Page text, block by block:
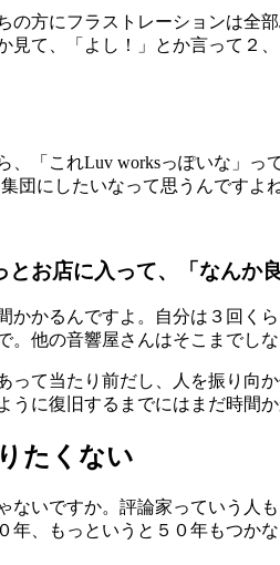
の方にフラストレーションは全
見て、「よし！」とか言って２
、「これLuv worksっぽいな」っ
団にしたいなって思うんですよね
お店に入って、「なんか
かかるんですよ。自分は３回く
。 他の音響屋さんはそこまでし
って当たり前だし、人を振り向
うに復旧するまでにはまだ時間か
たくない
ないですか。評論家っていう人
年、もっというと５０年もつか